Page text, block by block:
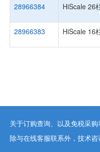
28966384 HiScale 26
28966383 HiScale 16
关于订购查询、以及免税采
除与在线客服联系外，技术